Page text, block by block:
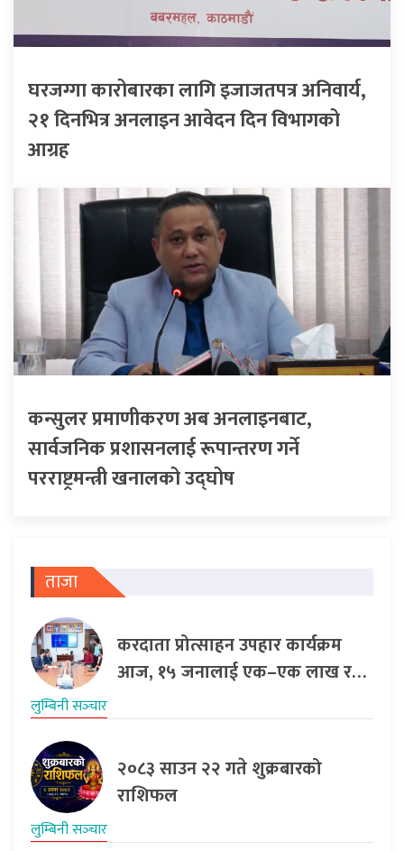
घरजग्गा कारोबारका लागि इजाजतपत्र अनिवार्य,
२१ दिनभित्र अनलाइन आवेदन दिन विभागको
आग्रह
कन्सुलर प्रमाणीकरण अब अनलाइनबाट,
सार्वजनिक प्रशासनलाई रूपान्तरण गर्ने
परराष्ट्रमन्त्री खनालको उद्घोष
ताजा
करदाता प्रोत्साहन उपहार कार्यक्रम
आज, १५ जनालाई एक–एक लाख र…
लुम्बिनी सञ्‍चार
२०८३ साउन २२ गते शुक्रबारको
राशिफल
लुम्बिनी सञ्‍चार